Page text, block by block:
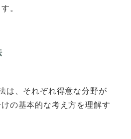
。
は、それぞれ得意な分野が
の基本的な考え方を理解す